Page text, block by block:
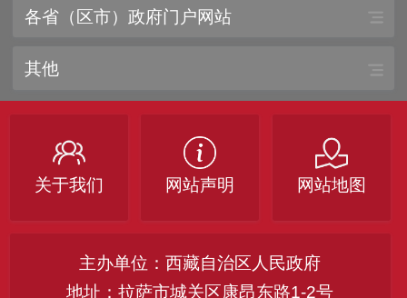
各省（区市）政府门户网站
其他
关于我们 网站声明 网站地图
主办单位：西藏自治区人民政府
地址：拉萨市城关区康昂东路1-2号